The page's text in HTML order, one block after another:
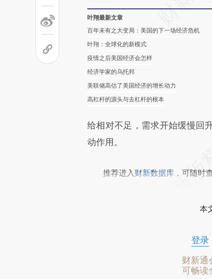
叶翔最新文章
百年未有之大变局：美国的下一场经济危机
叶翔：全球化的新模式
疫情之后美国经济会怎样
经济学家的乌托邦
美联储高估了美国经济的增长动力
高杠杆的源头与去杠杆的根本
给相对不足，需求开始缓慢回
动作用。
推荐进入 财新数据库 ，可随时
本
登录
财新通
可畅读